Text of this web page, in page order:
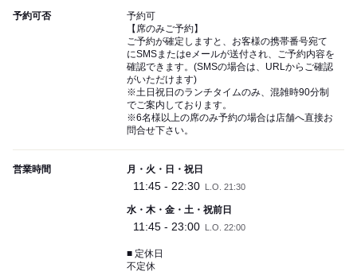
予約可否
予約可
【席のみご予約】
ご予約が確定しますと、お客様の携帯番号宛て
にSMSまたはeメールが送付され、ご予約内容を
確認できます。(SMSの場合は、URLからご確認
がいただけます)
※土日祝日のランチタイムのみ、混雑時90分制
でご案内しております。
※6名様以上の席のみ予約の場合は店舗へ直接お
問合せ下さい。
営業時間 月・火・日・祝日
11:45 - 22:30 L.O. 21:30
水・木・金・土・祝前日
11:45 - 23:00 L.O. 22:00
■ 定休日
不定休